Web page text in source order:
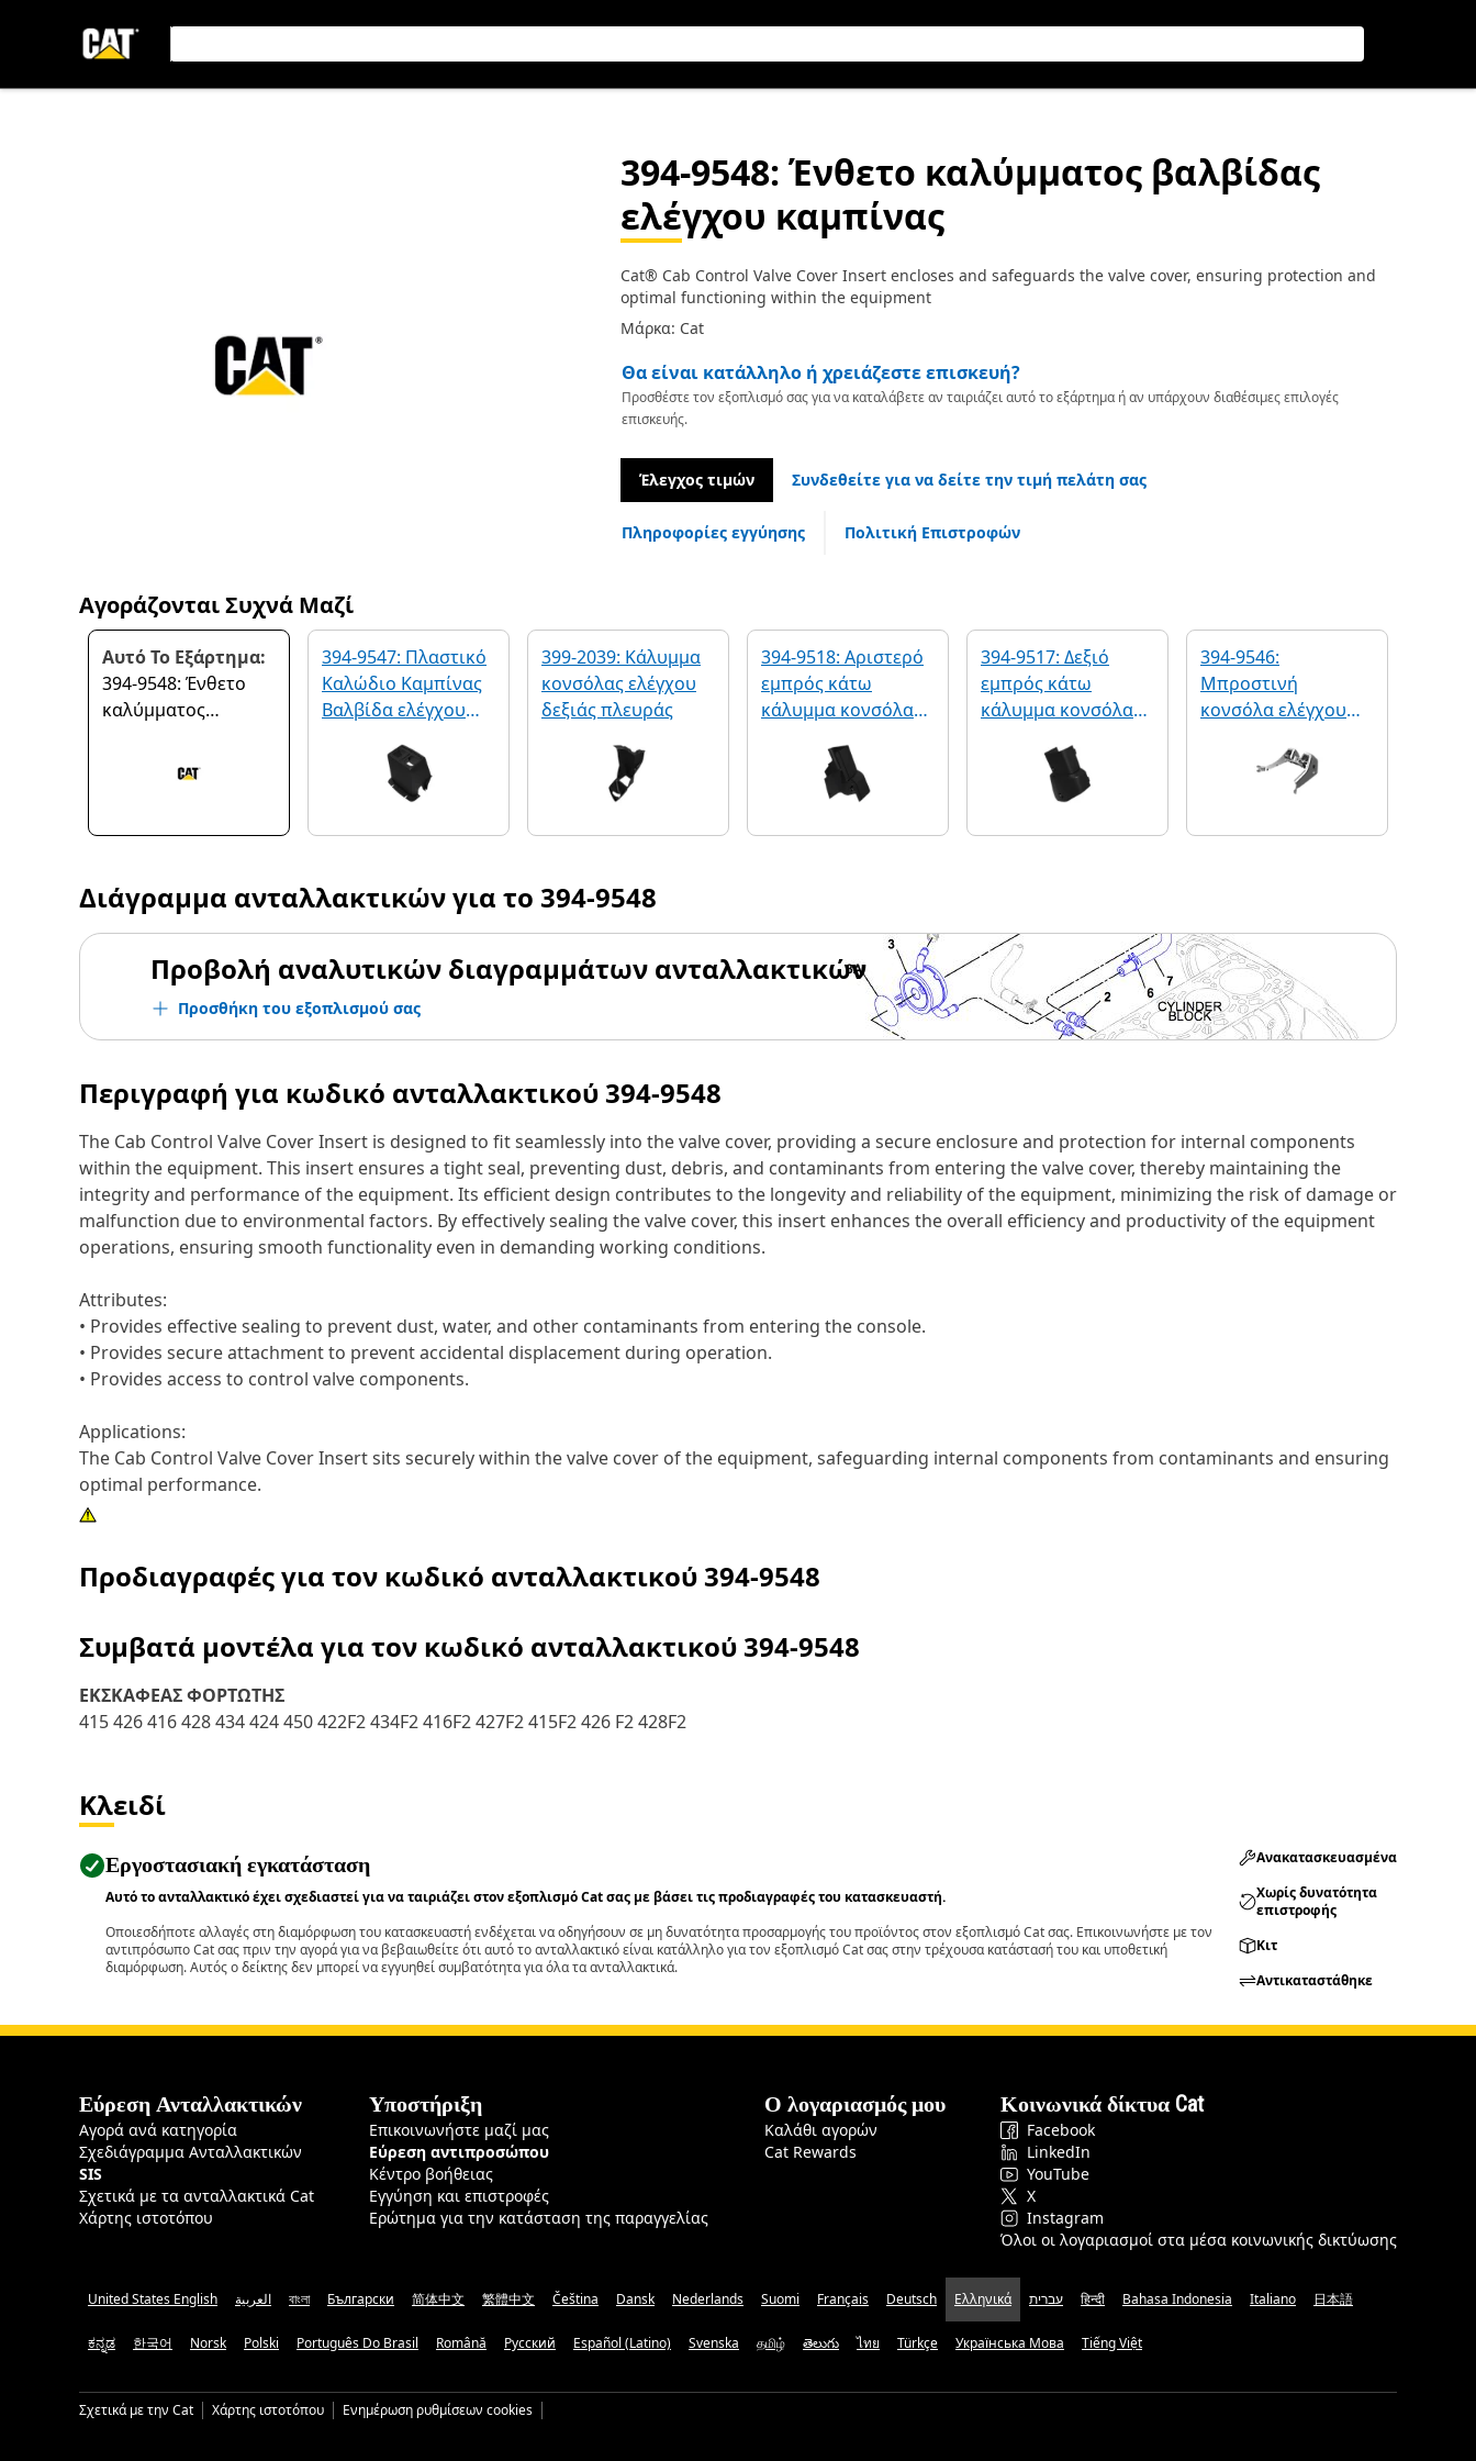
394-9548: Ένθετο καλύμματος βαλβίδας
ελέγχου καμπίνας
Cat® Cab Control Valve Cover Insert encloses and safeguards the valve cover, ensuring protection and
optimal functioning within the equipment
Μάρκα: Cat
Θα είναι κατάλληλο ή χρειάζεστε επισκευή?
Προσθέστε τον εξοπλισμό σας για να καταλάβετε αν ταιριάζει αυτό το εξάρτημα ή αν υπάρχουν διαθέσιμες επιλογές
επισκευής.
Έλεγχος τιμών Συνδεθείτε για να δείτε την τιμή πελάτη σας
Πληροφορίες εγγύησης Πολιτική Επιστροφών
Αγοράζονται Συχνά Μαζί
Αυτό Το Εξάρτημα:
394-9548: Ένθετο
καλύμματος
καμπίνας
394-9547: Πλαστικό
Καλώδιο Καμπίνας
Βαλβίδα ελέγχου
399-2039: Κάλυμμα
κονσόλας ελέγχου
δεξιάς πλευράς
394-9518: Αριστερό
εμπρός κάτω
κάλυμμα κονσόλας
394-9517: Δεξιό
εμπρός κάτω
κάλυμμα κονσόλας
394-9546:
Μπροστινή
κονσόλα ελέγχου
Διάγραμμα ανταλλακτικών για το 394-9548
Προβολή αναλυτικών διαγραμμάτων ανταλλακτικών
Προσθήκη του εξοπλισμού σας
Περιγραφή για κωδικό ανταλλακτικού394-9548
The Cab Control Valve Cover Insert is designed to fit seamlessly into the valve cover, providing a secure enclosure and protection for internal components
within the equipment. This insert ensures a tight seal, preventing dust, debris, and contaminants from entering the valve cover, thereby maintaining the
integrity and performance of the equipment. Its efficient design contributes to the longevity and reliability of the equipment, minimizing the risk of damage or
malfunction due to environmental factors. By effectively sealing the valve cover, this insert enhances the overall efficiency and productivity of the equipment
operations, ensuring smooth functionality even in demanding working conditions.
Attributes:
• Provides effective sealing to prevent dust, water, and other contaminants from entering the console.
• Provides secure attachment to prevent accidental displacement during operation.
• Provides access to control valve components.
Applications:
The Cab Control Valve Cover Insert sits securely within the valve cover of the equipment, safeguarding internal components from contaminants and ensuring
optimal performance.
Προδιαγραφές για τον κωδικό ανταλλακτικού394-9548
Συμβατά μοντέλα για τον κωδικό ανταλλακτικού394-9548
ΕΚΣΚΑΦΕΑΣ ΦΟΡΤΩΤΗΣ
415 426 416 428 434 424 450 422F2 434F2 416F2 427F2 415F2 426 F2 428F2
Κλειδί
Εργοστασιακή εγκατάσταση
Αυτό το ανταλλακτικό έχει σχεδιαστεί για να ταιριάζει στον εξοπλισμό Cat σας με βάσει τις προδιαγραφές του κατασκευαστή.
Οποιεσδήποτε αλλαγές στη διαμόρφωση του κατασκευαστή ενδέχεται να οδηγήσουν σε μη δυνατότητα προσαρμογής του προϊόντος στον εξοπλισμό Cat σας. Επικοινωνήστε με τον
αντιπρόσωπο Cat σας πριν την αγορά για να βεβαιωθείτε ότι αυτό το ανταλλακτικό είναι κατάλληλο για τον εξοπλισμό Cat σας στην τρέχουσα κατάστασή του και υποθετική
διαμόρφωση. Αυτός ο δείκτης δεν μπορεί να εγγυηθεί συμβατότητα για όλα τα ανταλλακτικά.
Ανακατασκευασμένα
Χωρίς δυνατότητα
επιστροφής
Κιτ
Αντικαταστάθηκε
Εύρεση Ανταλλακτικών
Αγορά ανά κατηγορία
Σχεδιάγραμμα Ανταλλακτικών
SIS
Σχετικά με τα ανταλλακτικά Cat
Χάρτης ιστοτόπου
Υποστήριξη
Επικοινωνήστε μαζί μας
Εύρεση αντιπροσώπου
Κέντρο βοήθειας
Εγγύηση και επιστροφές
Ερώτημα για την κατάσταση της παραγγελίας
Ο λογαριασμός μου
Καλάθι αγορών
Cat Rewards
Κοινωνικά δίκτυα Cat
Facebook
LinkedIn
YouTube
X
Instagram
Όλοι οι λογαριασμοί στα μέσα κοινωνικής δικτύωσης
United States English العربية বাংলা Български 简体中文 繁體中文 Čeština Dansk Nederlands Suomi Français Deutsch Ελληνικά עברית हिन्दी Bahasa Indonesia Italiano 日本語
ಕನ್ನಡ 한국어 Norsk Polski Português Do Brasil Română Русский Español (Latino) Svenska தமிழ் తెలుగు ไทย Türkçe Українська Мова Tiếng Việt
Σχετικά με την Cat Χάρτης ιστοτόπου Ενημέρωση ρυθμίσεων cookies